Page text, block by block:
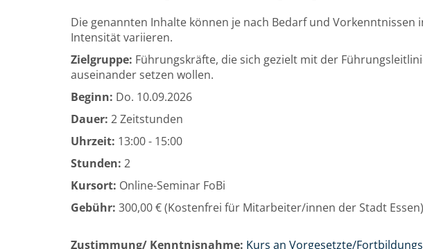
Die genannten Inhalte können je nach Bedarf und Vorkenntnissen
Intensität variieren.
Zielgruppe: Führungskräfte, die sich gezielt mit der
auseinander setzen wollen.
Beginn: Do. 10.09.2026
Dauer: 2 Zeitstunden
Uhrzeit: 13:00 - 15:00
Stunden: 2
Kursort: Online-Seminar FoBi
Gebühr: 300,00 € (Kostenfrei für Mitarbeiter/innen der Stadt Essen)
Zustimmung/ Kenntnisnahme: Kurs an Vorgesetzte/